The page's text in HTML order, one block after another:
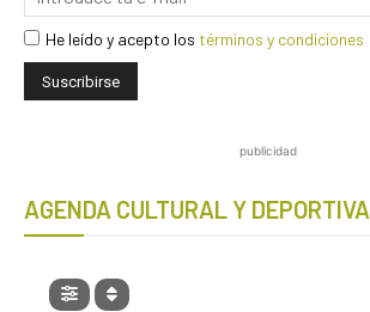
He leído y acepto los términos y condiciones
publicidad
AGENDA CULTURAL Y DEPORTIVA